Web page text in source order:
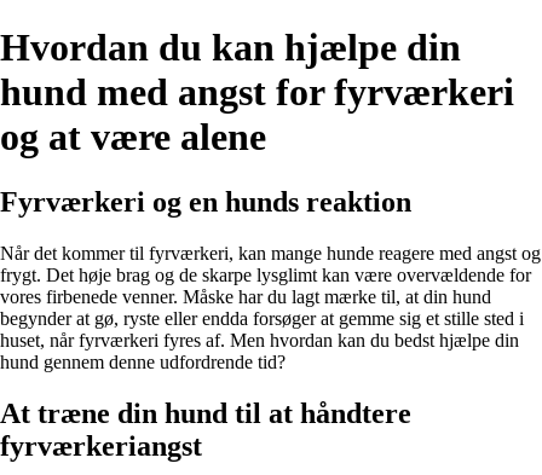
Hvordan du kan hjælpe din
hund med angst for fyrværkeri
og at være alene
Fyrværkeri og en hunds reaktion
Når det kommer til fyrværkeri, kan mange hunde reagere med angst og
frygt. Det høje brag og de skarpe lysglimt kan være overvældende for
vores firbenede venner. Måske har du lagt mærke til, at din hund
begynder at gø, ryste eller endda forsøger at gemme sig et stille sted i
huset, når fyrværkeri fyres af. Men hvordan kan du bedst hjælpe din
hund gennem denne udfordrende tid?
At træne din hund til at håndtere
fyrværkeriangst